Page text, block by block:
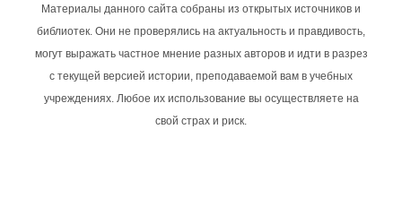
Материалы данного сайта собраны из открытых источников и
библиотек. Они не проверялись на актуальность и правдивость,
могут выражать частное мнение разных авторов и идти в разрез
с текущей версией истории, преподаваемой вам в учебных
учреждениях. Любое их использование вы осуществляете на
свой страх и риск.